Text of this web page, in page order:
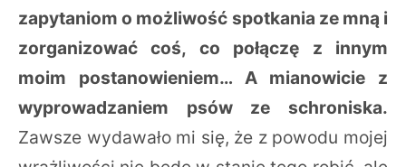
zapytaniom o możliwość spotkania ze mną i
zorganizować coś, co połączę z innym
moim postanowieniem… A mianowicie z
wyprowadzaniem psów ze schroniska.
Zawsze wydawało mi się, że z powodu mojej